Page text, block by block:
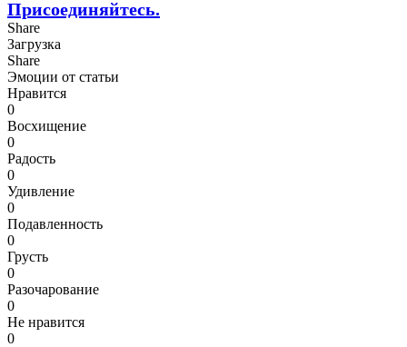
Присоединяйтесь.
Share
Загрузка
Share
Эмоции от статьи
Нравится
0
Восхищение
0
Радость
0
Удивление
0
Подавленность
0
Грусть
0
Разочарование
0
Не нравится
0